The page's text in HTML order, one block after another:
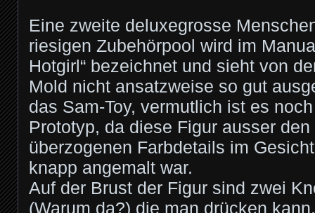
Eine zweite deluxegrosse
riesigen Zubehörpool wird im
Hotgirl“ bezeichnet und sieht von
Mold nicht ansatzweise so gut
das Sam-Toy, vermutlich ist es
Prototyp, da diese Figur ausser
überzogenen Farbdetails im
knapp angemalt war.
Auf der Brust der Figur sind zwei
(Warum da?) die man drücken